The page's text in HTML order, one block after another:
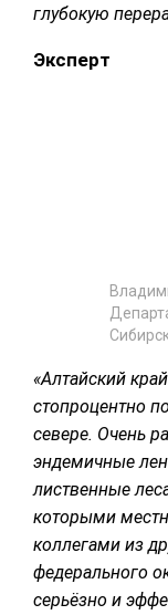
глубокую
Эксперт
«Алтайский
стопроцентно
севере. Очень
эндемичные
лиственные
которыми
коллегами из
федерального
серьёзно и